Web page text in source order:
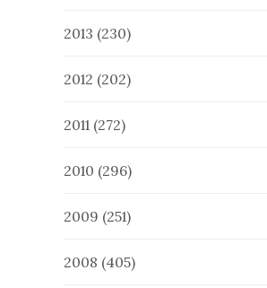
2013 (230)
2012 (202)
2011 (272)
2010 (296)
2009 (251)
2008 (405)